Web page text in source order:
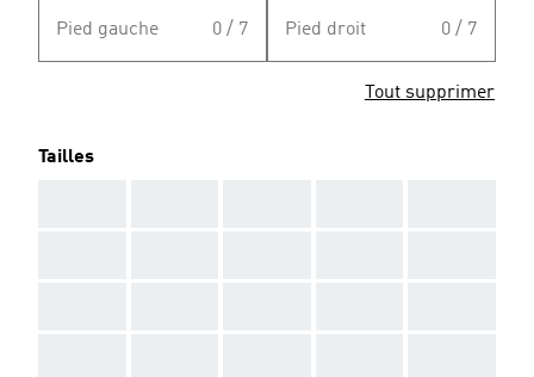
Pied gauche 0 / 7 Pied droit 0 / 7
Tout supprimer
Tailles